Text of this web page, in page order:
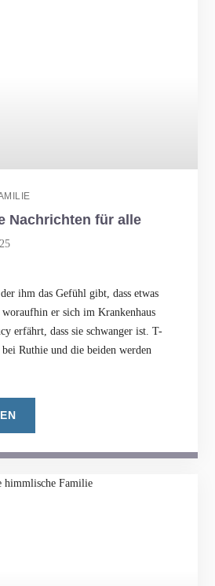
Nachrichten für alle
ihm das Gefühl gibt, dass etwas
woraufhin er sich im Krankenhaus
erfährt, dass sie schwanger ist. T-
Ruthie und die beiden werden